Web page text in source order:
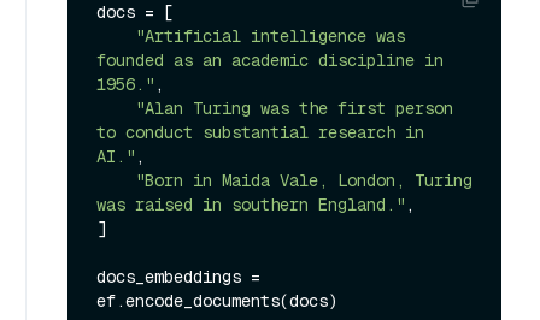
docs = [
"Artificial intelligence was
founded as an academic discipline in
1956." ,
"Alan Turing was the first person
to conduct substantial research in
AI." ,
"Born in Maida Vale, London, Turing
was raised in southern England." ,
]
docs_embeddings =
ef.encode_documents(docs)